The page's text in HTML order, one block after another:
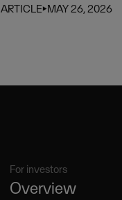
ARTICLE⏵MAY 26, 2026
For investors
Overview